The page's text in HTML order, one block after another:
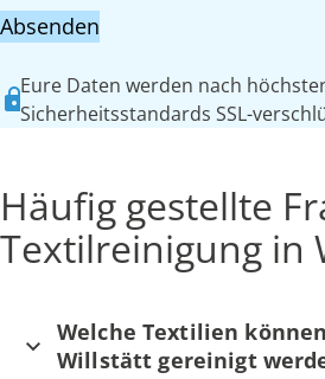
Absenden
Eure Daten werden nach
Sicherheitsstandards SSL-
Häufig gestellte
Textilreinigung in
Welche Textilien
Willstätt gereinigt